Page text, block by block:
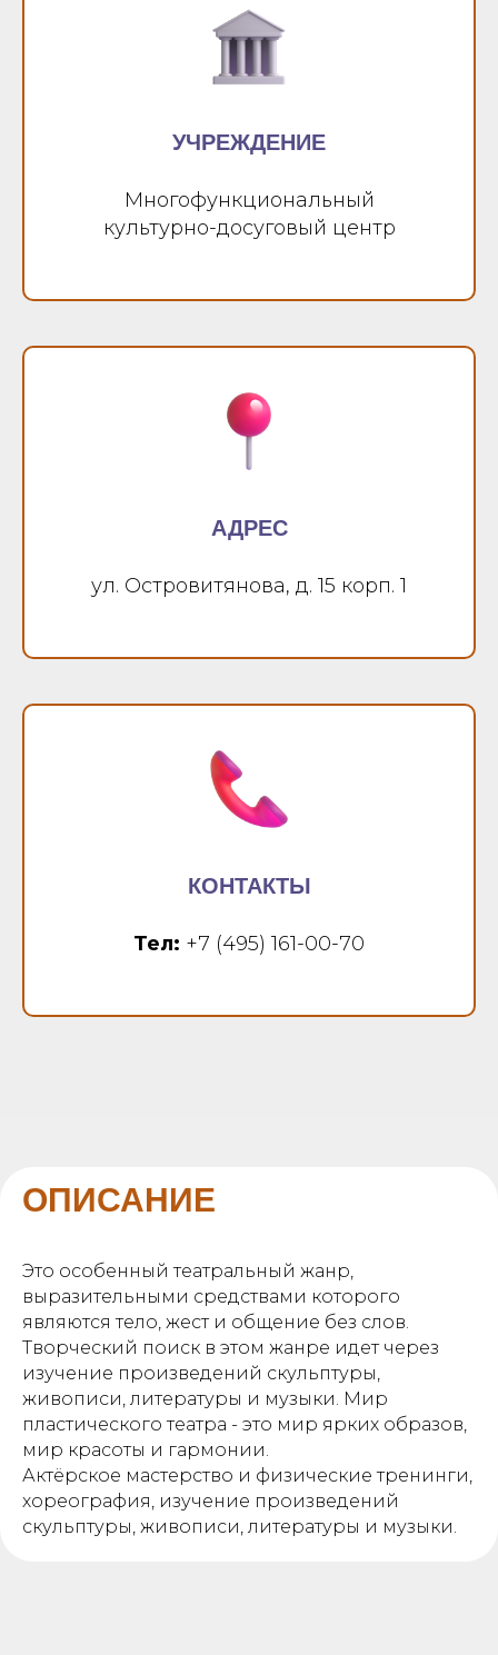
УЧРЕЖДЕНИЕ
Многофункциональный
культурно-досуговый центр
АДРЕС
ул. Островитянова, д. 15 корп. 1
КОНТАКТЫ
Тел: +7 (495) 161-00-70
ОПИСАНИЕ
Это особенный театральный жанр,
выразительными средствами которого
являются тело, жест и общение без слов.
Творческий поиск в этом жанре идет через
изучение произведений скульптуры,
живописи, литературы и музыки. Мир
пластического театра - это мир ярких образов,
мир красоты и гармонии.
Актёрское мастерство и физические тренинги,
хореография, изучение произведений
скульптуры, живописи, литературы и музыки.